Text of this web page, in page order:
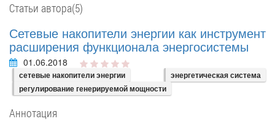
Статьи автора(5)
Сетевые накопители энергии как инструмент
расширения функционала энергосистемы
01.06.2018
сетевые накопители энергии
энергетическая система
регулирование генерируемой мощности
Аннотация